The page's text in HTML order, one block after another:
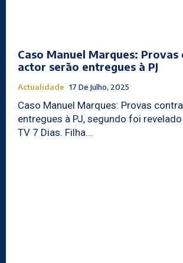
Caso Manuel Marques:
actor serão entregues à PJ
Actualidade 17 De Julho, 2025
Caso Manuel Marques: Provas
entregues à PJ, segundo foi
TV 7 Dias. Filha...